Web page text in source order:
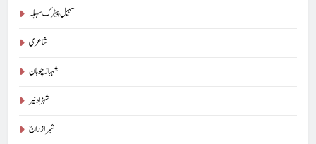
سہیل پیٹرک سہیلہ
شاعری
شہباز چوہان
شہزاد نیر
شیراز راج